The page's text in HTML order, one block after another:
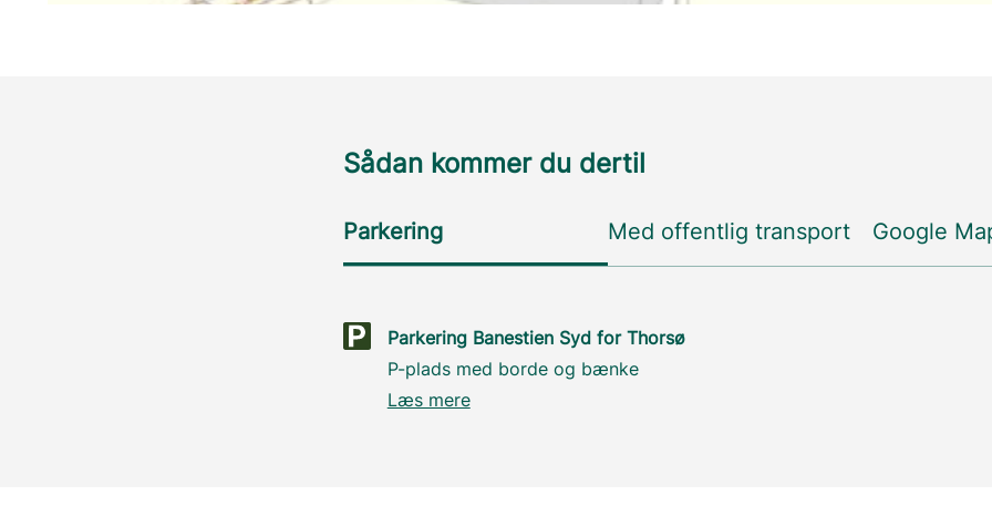
Sådan kommer du dertil
Parkering Med offentlig transport Google
Parkering Banestien Syd for Thorsø
P-plads med borde og bænke
Læs mere